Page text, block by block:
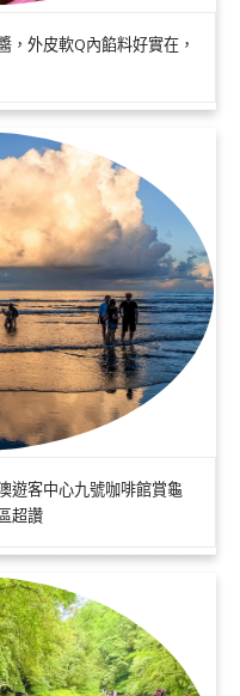
，外皮軟Q內餡料好實在，
遊客中心九號咖啡館賞龜
超讚